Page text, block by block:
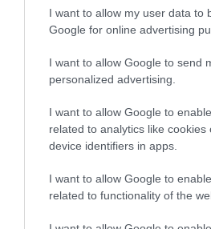
I want to allow my user data to
Google for online advertising
I want to allow Google to send
personalized advertising.
I want to allow Google to
related to analytics like cookies
device identifiers in apps.
I want to allow Google to
related to functionality of the
μερική έκλειψη και τα
εντυπωσιακά φαινόμενα στον
09.08.2026 | 12:40
Εύβοια: Νέες πινακίδες για τον
σημεία τοποθετήθηκαν
09.08.2026 | 12:20
παραλία της Εύβοιας:
Πέθανε άνδρας
Έκτακτα μέτρα και
στην Εύβοια – Μεγάλη